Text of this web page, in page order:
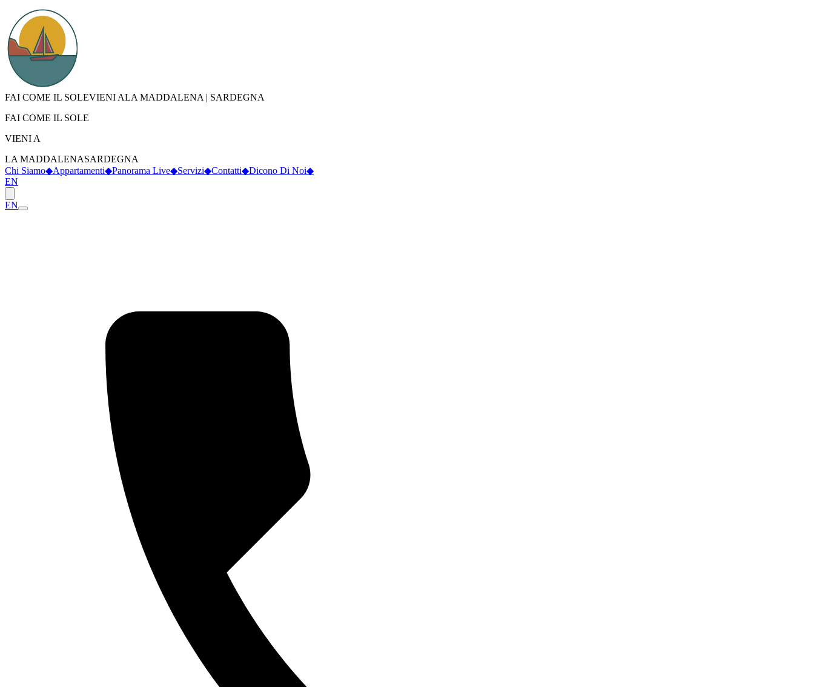
FAI COME IL SOLEVIENI ALA MADDALENA | SARDEGNA
FAI COME IL SOLE
VIENI A
LA MADDALENASARDEGNA
Chi Siamo◆Appartamenti◆Panorama Live◆Servizi◆Contatti◆Dicono Di Noi◆
EN
EN